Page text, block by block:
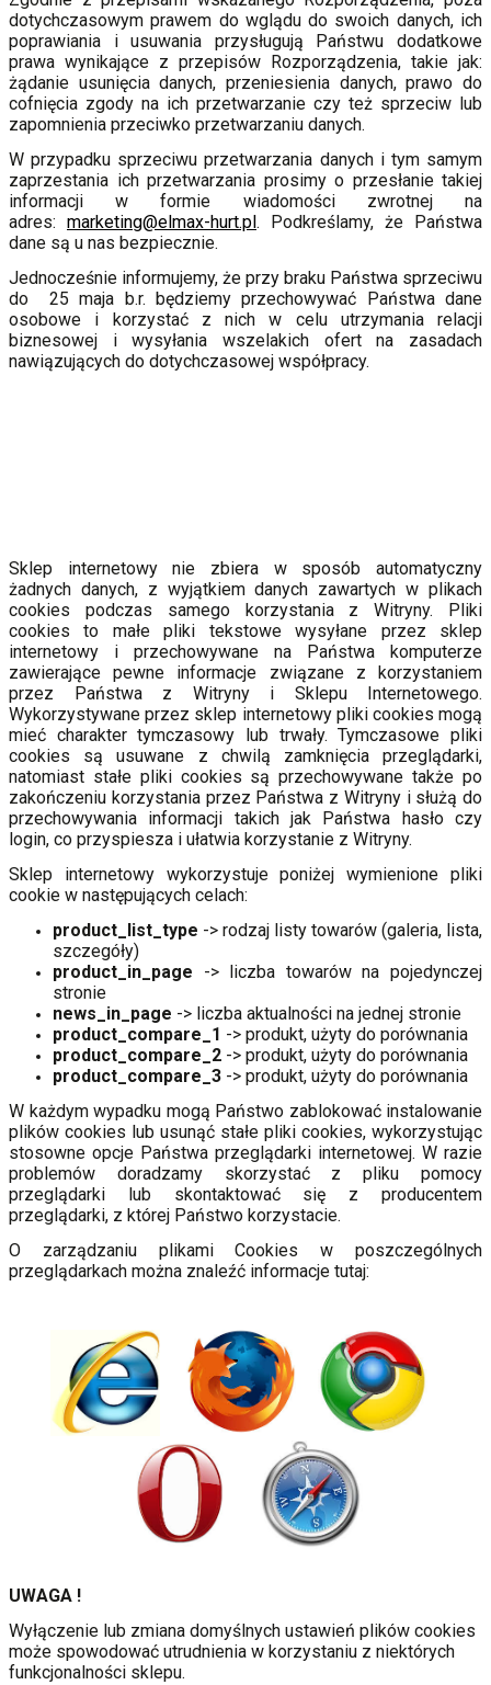
dotychczasowym prawem do wglądu do swoich danych, ich
poprawiania i usuwania przysługują Państwu dodatkowe
prawa wynikające z przepisów Rozporządzenia, takie jak:
żądanie usunięcia danych, przeniesienia danych, prawo do
cofnięcia zgody na ich przetwarzanie czy też sprzeciw lub
zapomnienia przeciwko przetwarzaniu danych.
W przypadku sprzeciwu przetwarzania danych i tym samym
zaprzestania ich przetwarzania prosimy o przesłanie takiej
informacji w formie wiadomości zwrotnej na
adres: marketing@elmax-hurt.pl . Podkreślamy, że Państwa
dane są u nas bezpiecznie.
Jednocześnie informujemy, że przy braku Państwa sprzeciwu
do 25 maja b.r. będziemy przechowywać Państwa dane
osobowe i korzystać z nich w celu utrzymania relacji
biznesowej i wysyłania wszelakich ofert na zasadach
nawiązujących do dotychczasowej współpracy.
Sklep internetowy nie zbiera w sposób automatyczny
żadnych danych, z wyjątkiem danych zawartych w plikach
cookies podczas samego korzystania z Witryny. Pliki
cookies to małe pliki tekstowe wysyłane przez sklep
internetowy i przechowywane na Państwa komputerze
zawierające pewne informacje związane z korzystaniem
przez Państwa z Witryny i Sklepu Internetowego.
Wykorzystywane przez sklep internetowy pliki cookies mogą
mieć charakter tymczasowy lub trwały. Tymczasowe pliki
cookies są usuwane z chwilą zamknięcia przeglądarki,
natomiast stałe pliki cookies są przechowywane także po
zakończeniu korzystania przez Państwa z Witryny i służą do
przechowywania informacji takich jak Państwa hasło czy
login, co przyspiesza i ułatwia korzystanie z Witryny.
Sklep internetowy wykorzystuje poniżej wymienione pliki
cookie w następujących celach:
product_list_type -> rodzaj listy towarów (galeria, lista,
szczegóły)
product_in_page -> liczba towarów na pojedynczej
stronie
news_in_page -> liczba aktualności na jednej stronie
product_compare_1 -> produkt, użyty do porównania
product_compare_2 -> produkt, użyty do porównania
product_compare_3 -> produkt, użyty do porównania
W każdym wypadku mogą Państwo zablokować instalowanie
plików cookies lub usunąć stałe pliki cookies, wykorzystując
stosowne opcje Państwa przeglądarki internetowej. W razie
problemów doradzamy skorzystać z pliku pomocy
przeglądarki lub skontaktować się z producentem
przeglądarki, z której Państwo korzystacie.
O zarządzaniu plikami Cookies w poszczególnych
przeglądarkach można znaleźć informacje tutaj:
UWAGA !
Wyłączenie lub zmiana domyślnych ustawień plików cookies
może spowodować utrudnienia w korzystaniu z niektórych
funkcjonalności sklepu.